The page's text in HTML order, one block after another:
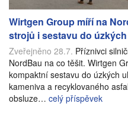
Wirtgen Group míří na
strojů i sestavu do
Zveřejněno 28.7. Příznivci
NordBau na co těšit. Wirtgen
kompaktní sestavu do úzkých
kameniva a recyklovaného
obsluze… celý příspěvek